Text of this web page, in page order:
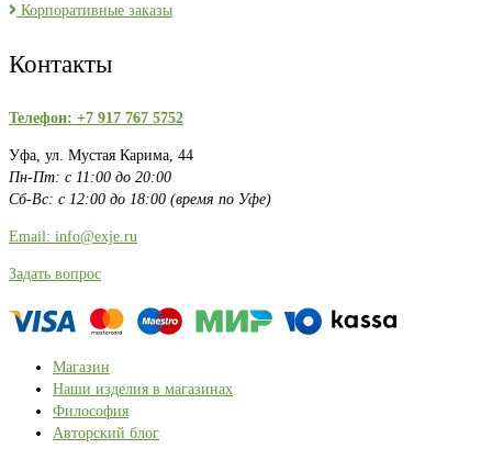
Корпоративные заказы
Контакты
Телефон: +7 917 767 5752
Уфа, ул. Мустая Карима, 44
Пн-Пт: с 11:00 до 20:00
Сб-Вс: с 12:00 до 18:00 (время по Уфе)
Email: info@exje.ru
Задать вопрос
Магазин
Наши изделия в магазинах
Философия
Авторский блог